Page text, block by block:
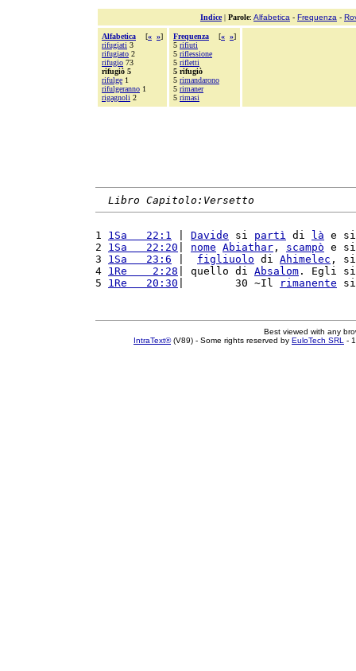
Indice| Parole: Alfabetica - Frequenza -
Alfabetica [« »]
rifugiati 3
rifugiato 2
rifugio 73
rifugiò 5
rifulge 1
rifulgeranno 1
rigagnoli 2
Frequenza [« »]
5 rifiuti
5 riflessione
5 rifletti
5 rifugiò
5 rimandarono
5 rimaner
5 rimasi
Libro Capitolo:Versetto
1 1Sa   22:1 Davide si partì di là e
2 1Sa   22:20 nome Abiathar , scampò e
3 1Sa   23:6 figliuolo di Ahimelec ,
4 1Re    2:28 | quello di Absalom . Egli
5 1Re   20:30 |        30 ~Il rimanente
Best viewed with any
IntraText®(V89) - Some rights reserved by EuloTech SRL -